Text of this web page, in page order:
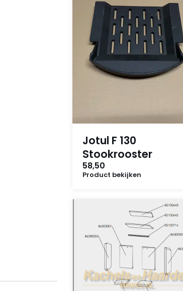
Jotul F 130
Stookrooster
58,50
Product bekijken